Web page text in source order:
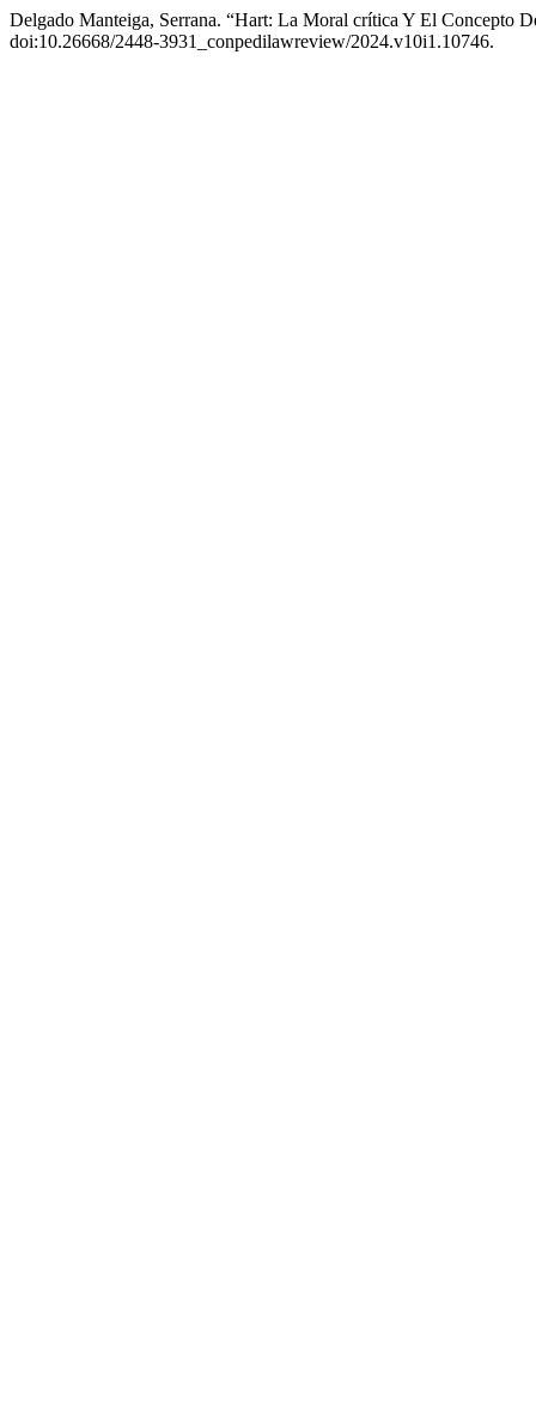
Delgado Manteiga, Serrana. “Hart: La Moral crítica Y El Concepto
doi:10.26668/2448-3931_conpedilawreview/2024.v10i1.10746.